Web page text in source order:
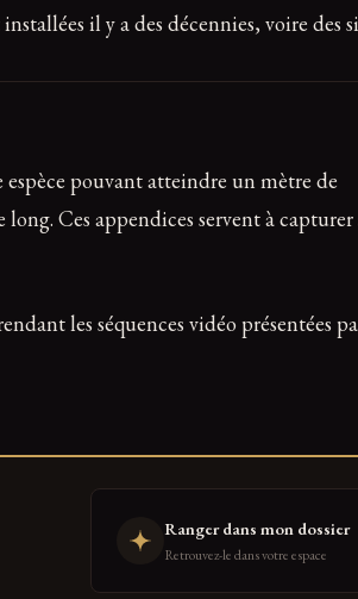
il y a des décennies, voire des
espèce pouvant atteindre un mètre de
Ces appendices servent à capturer
les séquences vidéo présentées
Ranger dans mon dossier
Retrouvez-le dans votre espace